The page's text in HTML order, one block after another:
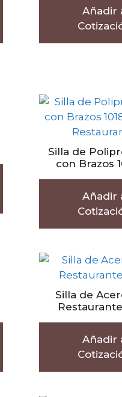
Añadir
Silla de
con Brazos
Añadir
Silla de
Añadir